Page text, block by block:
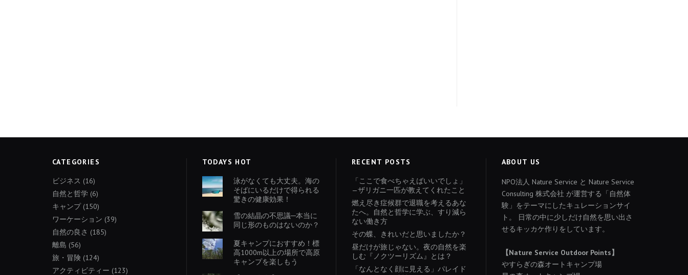
CATEGORIES
ビジネス (16)
自然と哲学 (6)
キャンプ(150)
ワーケーション (39)
自然の良さ (185)
離島 (56)
旅・冒険 (124)
アクティビティー (123)
TODAYS HOT
泳がなくても大丈夫。海の
そばにいるだけで得られる
驚きの健康効果！
雪の結晶の不思議─本当に
同じ形のものはないのか？
夏キャンプにおすすめ！標
高1000m以上の場所で高原
キャンプを楽しもう
RECENT POSTS
「ここで食べちゃえばいいでしょ」
—ザリガニ一匹が教えてくれたこと
燃え尽き症候群で退職を考えるあな
たへ。自然と哲学に学ぶ、すり減ら
ない働き方
その蝶、きれいだと思いましたか？
昼だけが旅じゃない。夜の自然を楽
しむ『ノクツーリズム』とは？
「なんとなく顔に見える」パレイド
ABOUT US
NPO法人 Nature Service と Nature Service
Consulting 株式会社 が運営する「自然体
験」をテーマにしたキュレーションサイ
ト。 日常の中に少しだけ自然を思い出さ
せるキッカケ作りをしています。
【Nature Service Outdoor Points】
やすらぎの森オートキャンプ場